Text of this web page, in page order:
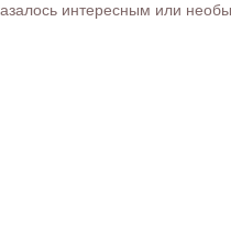
интересным или